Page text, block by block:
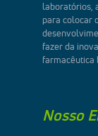
laboratórios,
para colocar
fazer da
farmacêutica
Nosso